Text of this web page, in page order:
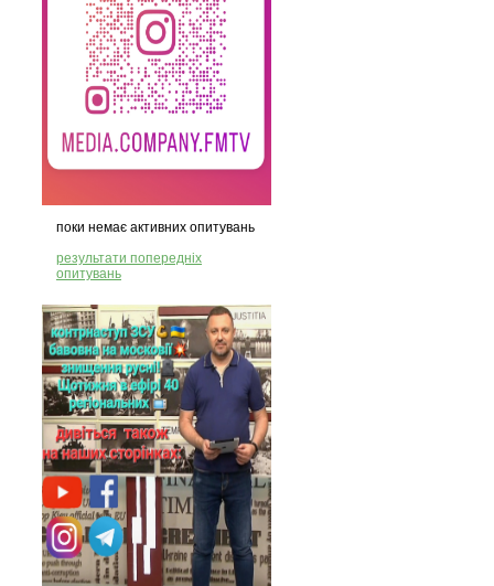
поки немає активних опитувань
результати попередніх
опитувань